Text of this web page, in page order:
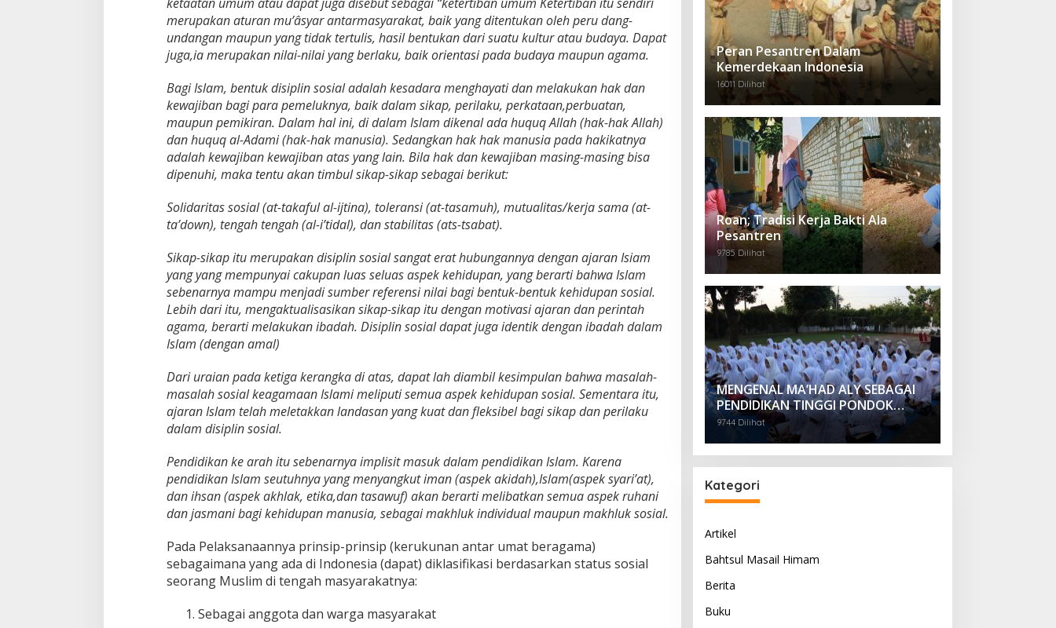
merupakan aturan mu’âsyar antarmasyarakat, baik yang ditentukan oleh peru dang-
undangan maupun yang tidak tertulis, hasil bentukan dari suatu kultur atau budaya. Dapat
juga,ia merupakan nilai-nilai yang berlaku, baik orientasi pada budaya maupun agama.
Bagi Islam, bentuk disiplin sosial adalah kesadara menghayati dan melakukan hak dan
kewajiban bagi para pemeluknya, baik dalam sikap, perilaku, perkataan,perbuatan,
maupun pemikiran. Dalam hal ini, di dalam Islam dikenal ada huquq Allah (hak-hak Allah)
dan huquq al-Adami (hak-hak manusia). Sedangkan hak hak manusia pada hakikatnya
adalah kewajiban kewajiban atas yang lain. Bila hak dan kewajiban masing-masing bisa
dipenuhi, maka tentu akan timbul sikap-sikap sebagai berikut:
Solidaritas sosial (at-takaful al-ijtina), toleransi (at-tasamuh), mutualitas/kerja sama (at-
ta’down), tengah tengah (al-i’tidal), dan stabilitas (ats-tsabat).
Sikap-sikap itu merupakan disiplin sosial sangat erat hubungannya dengan ajaran Isiam
yang yang mempunyai cakupan luas seluas aspek kehidupan, yang berarti bahwa Islam
sebenarnya mampu menjadi sumber referensi nilai bagi bentuk-bentuk kehidupan sosial.
Lebih dari itu, mengaktualisasikan sikap-sikap itu dengan motivasi ajaran dan perintah
agama, berarti melakukan ibadah. Disiplin sosial dapat juga identik dengan ibadah dalam
Islam (dengan amal)
Dari uraian pada ketiga kerangka di atas, dapat lah diambil kesimpulan bahwa masalah-
masalah sosial keagamaan Islami meliputi semua aspek kehidupan sosial. Sementara itu,
ajaran Islam telah meletakkan landasan yang kuat dan fleksibel bagi sikap dan perilaku
dalam disiplin sosial.
Pendidikan ke arah itu sebenarnya implisit masuk dalam pendidikan Islam. Karena
pendidikan Islam seutuhnya yang menyangkut iman (aspek akidah),Islam(aspek syari’at),
dan ihsan (aspek akhlak, etika,dan tasawuf) akan berarti melibatkan semua aspek ruhani
dan jasmani bagi kehidupan manusia, sebagai makhluk individual maupun makhluk sosial.
Pada Pelaksanaannya prinsip-prinsip (kerukunan antar umat beragama)
sebagaimana yang ada di Indonesia (dapat) diklasifikasi berdasarkan status sosial
seorang Muslim di tengah masyarakatnya:
Sebagai anggota dan warga masyarakat
Peran Pesantren Dalam
Kemerdekaan Indonesia
16011 Dilihat
Roan; Tradisi Kerja Bakti Ala
Pesantren
9785 Dilihat
MENGENAL MA’HAD ALY SEBAGAI
PENDIDIKAN TINGGI PONDOK
PESANTREN
9744 Dilihat
Kategori
Artikel
Bahtsul Masail Himam
Berita
Buku